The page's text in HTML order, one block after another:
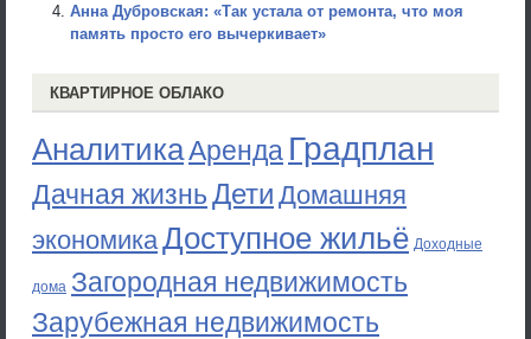
Анна Дубровская: «Так устала от ремонта, что моя
память просто его вычеркивает»
КВАРТИРНОЕ ОБЛАКО
АналитикаАренда Градплан
Дачная жизньДети Домашняя
экономикаДоступное жильё Доходные
дома Загородная недвижимость
Зарубежная недвижимость